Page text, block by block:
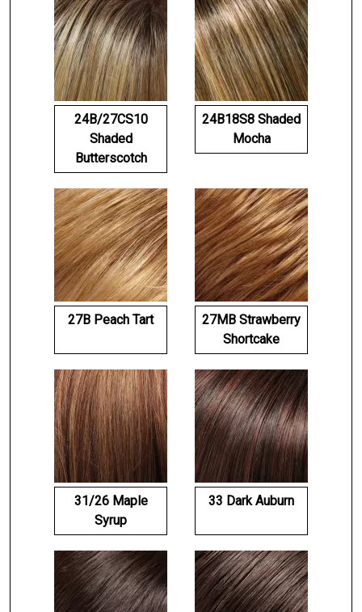
24B/27CS10
Shaded
Butterscotch
24B18S8 Shaded
Mocha
27B Peach Tart
27MB Strawberry
Shortcake
31/26 Maple
Syrup
33 Dark Auburn